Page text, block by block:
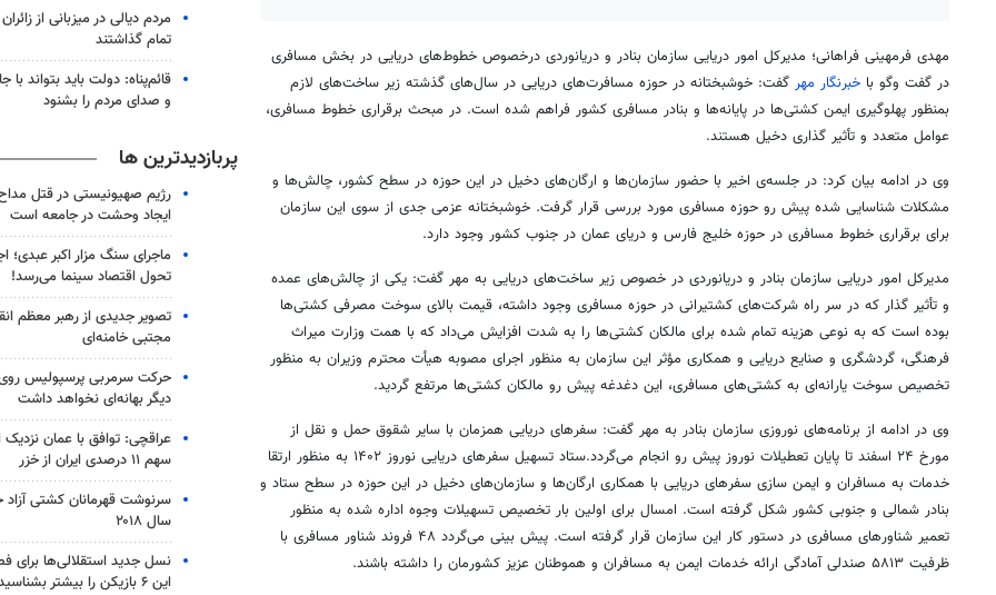
مهدی فرمهینی فراهانی؛ مدیرکل امور دریایی سازمان بنادر و دریانوردی درخصوص خطوط‌های دریایی در بخش مسافری
در گفت وگو با خبرنگار مهر گفت: خوشبختانه در حوزه مسافرت‌های دریایی در سال‌های گذشته زیر ساخت‌های لازم
بمنظور پهلوگیری ایمن کشتی‌ها در پایانه‌ها و بنادر مسافری کشور فراهم شده است. در مبحث برقراری خطوط مسافری،
عوامل متعدد و تأثیر گذاری دخیل هستند.
وی در ادامه بیان کرد: در جلسه‌ی اخیر با حضور سازمان‌ها و ارگان‌های دخیل در این حوزه در سطح کشور، چالش‌ها و
مشکلات شناسایی شده پیش رو حوزه مسافری مورد بررسی قرار گرفت. خوشبختانه عزمی جدی از سوی این سازمان
برای برقراری خطوط مسافری در حوزه خلیج فارس و دریای عمان در جنوب کشور وجود دارد.
مدیرکل امور دریایی سازمان بنادر و دریانوردی در خصوص زیر ساخت‌های دریایی به مهر گفت: یکی از چالش‌های عمده
و تأثیر گذار که در سر راه شرکت‌های کشتیرانی در حوزه مسافری وجود داشته، قیمت بالای سوخت مصرفی کشتی‌ها
بوده است که به نوعی هزینه تمام شده برای مالکان کشتی‌ها را به شدت افزایش می‌داد که با همت وزارت میراث
فرهنگی، گردشگری و صنایع دریایی و همکاری مؤثر این سازمان به منظور اجرای مصوبه هیأت محترم وزیران به منظور
تخصیص سوخت یارانه‌ای به کشتی‌های مسافری، این دغدغه پیش رو مالکان کشتی‌ها مرتفع گردید.
وی در ادامه از برنامه‌های نوروزی سازمان بنادر به مهر گفت: سفرهای دریایی همزمان با سایر شقوق حمل و نقل از
مورخ ۲۴ اسفند تا پایان تعطیلات نوروز پیش رو انجام می‌گردد.ستاد تسهیل سفرهای دریایی نوروز ۱۴۰۲ به منظور ارتقا
خدمات به مسافران و ایمن سازی سفرهای دریایی با همکاری ارگان‌ها و سازمان‌های دخیل در این حوزه در سطح ستاد و
بنادر شمالی و جنوبی کشور شکل گرفته است. امسال برای اولین بار تخصیص تسهیلات وجوه اداره شده به منظور
تعمیر شناورهای مسافری در دستور کار این سازمان قرار گرفته است. پیش بینی می‌گردد ۴۸ فروند شناور مسافری با
ظرفیت ۵۸۱۳ صندلی آمادگی ارائه خدمات ایمن به مسافران و هموطنان عزیز کشورمان را داشته باشند.
مردم دیالی در میزبانی از
تمام گذاشتند
قائم‌پناه: دولت باید بتواند
و صدای مردم را بشنود
پربازدیدترین ها
رژیم صهیونیستی در قتل
ایجاد وحشت در جامعه است
ماجرای سنگ مزار اکبر عبدی؛
تحول اقتصاد سینما می‌رسد!
تصویر جدیدی از رهبر معظم
مجتبی خامنه‌ای
حرکت سرمربی پرسپولیس روی
دیگر بهانه‌ای نخواهد داشت
عراقچی: توافق با عمان
سهم ۱۱ درصدی ایران از خزر
سرنوشت قهرمانان کشتی آزاد
سال ۲۰۱۸
نسل جدید استقلالی‌ها برای
این ۶ بازیکن را بیشتر بشناسید